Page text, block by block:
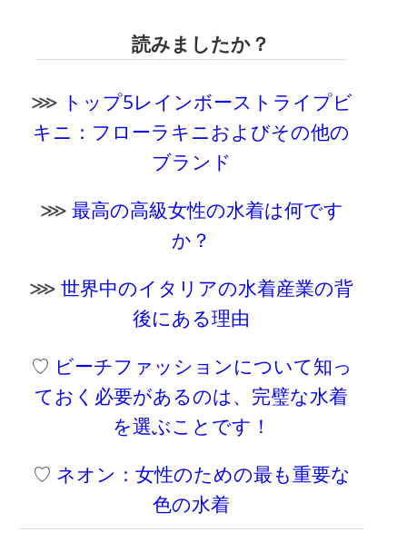
読みましたか？
⋙ トップ5レインボーストライプビ
キニ：フローラキニおよびその他の
ブランド
⋙ 最高の高級女性の水着は何です
か？
⋙世界中のイタリアの水着産業の背
後にある理由
♡ ビーチファッションについて知っ
ておく必要があるのは、完璧な水着
を選ぶことです！
♡ ネオン：女性のための最も重要な
色の水着